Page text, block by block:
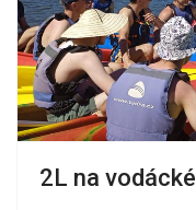
2L na